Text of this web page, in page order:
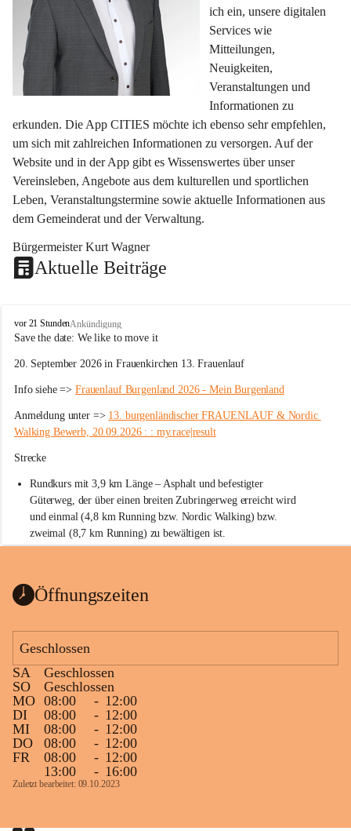
ich ein, unsere digitalen
Services wie
Mitteilungen,
Neuigkeiten,
Veranstaltungen und
Informationen zu
erkunden. Die App CITIES möchte ich ebenso sehr empfehlen,
um sich mit zahlreichen Informationen zu versorgen. Auf der
Website und in der App gibt es Wissenswertes über unser
Vereinsleben, Angebote aus dem kulturellen und sportlichen
Leben, Veranstaltungstermine sowie aktuelle Informationen aus
dem Gemeinderat und der Verwaltung.
Bürgermeister Kurt Wagner
Aktuelle Beiträge
W
ö
t
r
b
e
r
g
vor 21 StundenAnkündigung
Save the date: We like to move it
20. September 2026 in Frauenkirchen 13. Frauenlauf
Info siehe => Frauenlauf Burgenland 2026 - Mein Burgenland
Anmeldung unter => 13. burgenländischer FRAUENLAUF & Nordic
Walking Bewerb, 20.09.2026 : : my.race|result
Strecke
Rundkurs mit 3,9 km Länge – Asphalt und befestigter
Güterweg, der über einen breiten Zubringerweg erreicht wird
und einmal (4,8 km Running bzw. Nordic Walking) bzw.
zweimal (8,7 km Running) zu bewältigen ist.
Parkplatz auf der Rückseite der St. Martins Therme & Lodge
Zielgelände mit Verpflegungstruck
Ablauf
Samstag, 19.9.
13 bis 15 Uhr Startnummernausgabe, im Seminarraum der St.
Martins Therme & Lodge Frauenkirchen (vom Parkplatz hinter
der Therme zugänglich)
Sonntag, 20.9.
Öffnungszeiten
Geschlossen
SA
Geschlossen
SO
Geschlossen
MO 08:00 - 12:00
DI
08:00 - 12:00
MI
08:00 - 12:00
DO
08:00 - 12:00
FR
08:00 - 12:00
13:00
- 16:00
Zuletzt bearbeitet: 09.10.2023